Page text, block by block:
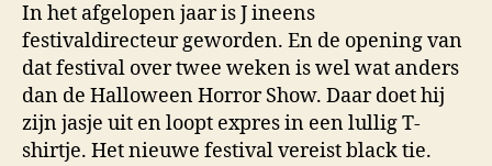
In het afgelopen jaar is J ineens
festivaldirecteur geworden. En de opening van
dat festival over twee weken is wel wat anders
dan de Halloween Horror Show. Daar doet hij
zijn jasje uit en loopt expres in een lullig T-
shirtje. Het nieuwe festival vereist black tie.